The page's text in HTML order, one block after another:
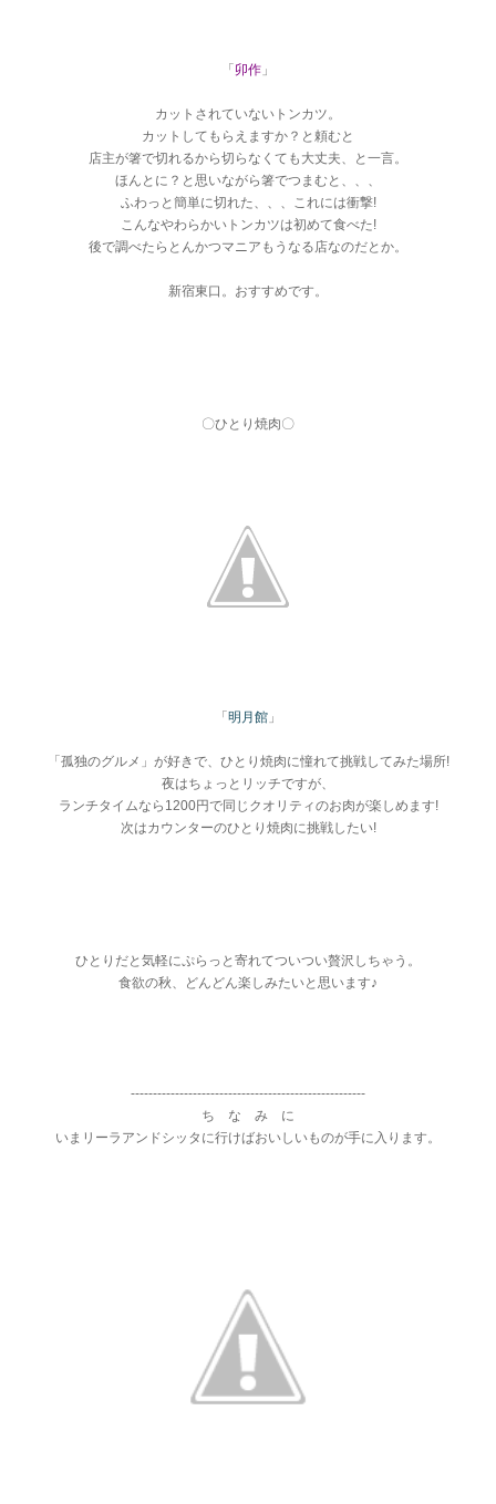
「卯作 」
カットされていないトンカツ。
カットしてもらえますか？と頼むと
店主が箸で切れるから切らなくても大丈夫、と一言。
ほんとに？と思いながら箸でつまむと、、、
ふわっと簡単に切れた、、、これには衝撃!
こんなやわらかいトンカツは初めて食べた!
後で調べたらとんかつマニアもうなる店なのだとか。
新宿東口。おすすめです。
〇ひとり焼肉〇
「明月館 」
「孤独のグルメ」が好きで、ひとり焼肉に憧れて挑戦してみた場所!
夜はちょっとリッチですが、
ランチタイムなら1200円で同じクオリティのお肉が楽しめます!
次はカウンターのひとり焼肉に挑戦したい!
ひとりだと気軽にぷらっと寄れてついつい贅沢しちゃう。
食欲の秋、どんどん楽しみたいと思います♪
-----------------------------------------------------
ち な み に
いまリーラアンドシッタに行けばおいしいものが手に入ります。